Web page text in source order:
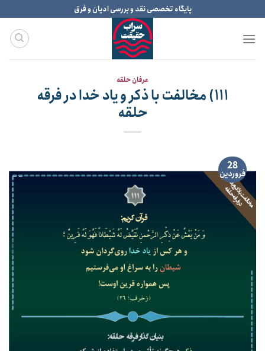
to
content
پایگاه تخصصی نقد و بررسی ادیان و فرق
عرفان حلقه
۱۱۱) مخالفت با ذکر و یاد خدا در فرقه
حلقه
28
فروردین